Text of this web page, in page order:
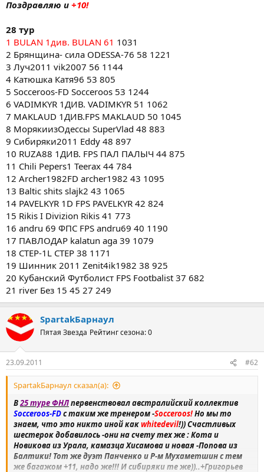
Поздравляю и +10!
28 тур
1 BULAN 1див. BULAN 61 1031
2 Брянщина- сила ODESSA-76 58 1221
3 Луч2011 vik2007 56 1144
4 Катюшка Катя96 53 805
5 Socceroos-FD Socceroos 53 1244
6 VADIMKYR 1ДИВ. VADIMKYR 51 1062
7 MAKLAUD 1ДИВ.FPS MAKLAUD 50 1045
8 МорякиизОдессы SuperVlad 48 883
9 Сибиряки2011 Eddy 48 897
10 RUZA88 1ДИВ. FPS ПАЛ ПАЛЫЧ 44 875
11 Chili Pepers1 Teerax 44 784
12 Archer1982FD archer1982 43 1095
13 Baltic shits slajk2 43 1065
14 PAVELKYR 1D FPS PAVELKYR 42 824
15 Rikis I Divizion Rikis 41 773
16 andru 69 ФПС FPS andru69 40 1190
17 ПАВЛОДАР kalatun aga 39 1079
18 CTEP-1L CTEP 38 1171
19 Шинник 2011 Zenit4ik1982 38 925
20 Кубанский Футболист FPS Footbalist 37 682
21 river Без 15 45 27 249
SpartakБарнаул
Пятая Звезда Рейтинг сезона: 0
23.09.2011 #62
SpartakБарнаул сказал(а):
В25 туре ФНЛпервенствовал австралийский коллектив
Socceroos-FDс таким же тренером -Socceroos!Но мы то
знаем, что это никто иной какwhitedevil!)) Счастливых
шестерок добавилось -они на счету тех же : Кота и
Новикова из Урала, камазца Хисамова и новая -Попова из
Балтики! Тот же дуэт Панченко и Р-м Мухаметшин с тем
же багажом +11, надо же!!! И сибиряки те же))..+Григорьев